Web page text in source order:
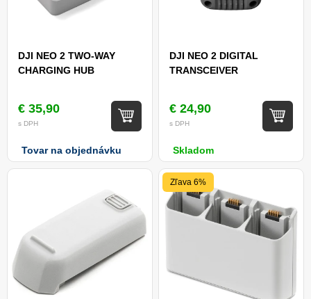
DJI NEO 2 TWO-WAY
CHARGING HUB
€ 35,90
s DPH
Tovar na objednávku
DJI NEO 2 DIGITAL
TRANSCEIVER
€ 24,90
s DPH
Skladom
Zľava 6%